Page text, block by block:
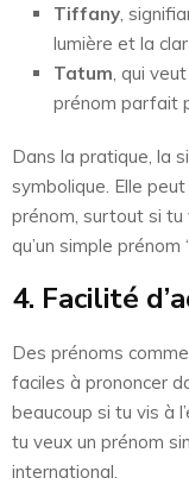
Tiffany ,
lumière et la
Tatum , qui
prénom parfait
Dans la pratique, la
symbolique. Elle
prénom, surtout si
qu’un simple prénom
4. Facilité
Des prénoms comme
faciles à prononcer
beaucoup si tu vis à
tu veux un prénom
international.